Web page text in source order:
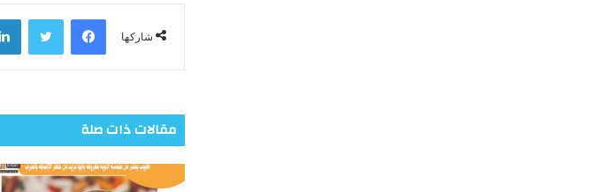
شاركها
فيسبوك تويتر
مقالات ذات صلة